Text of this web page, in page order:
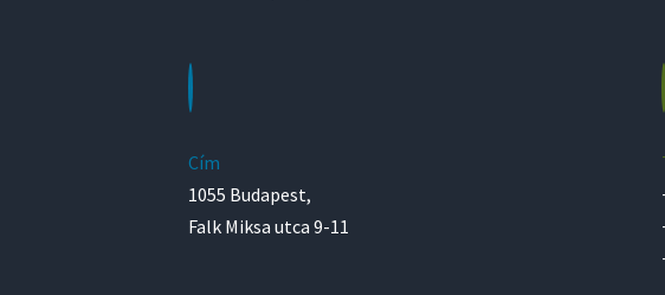
Cím
1055 Budapest,
Falk Miksa utca 9-11